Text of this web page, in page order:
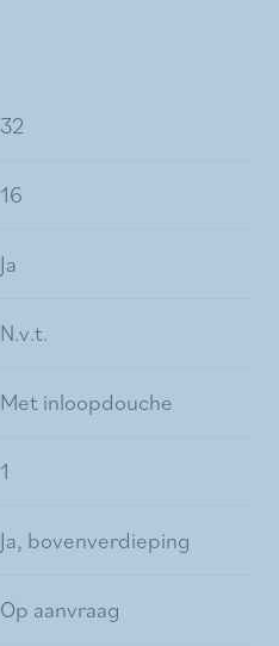
32
16
Ja
N.v.t.
Met inloopdouche
1
Ja, bovenverdieping
Op aanvraag